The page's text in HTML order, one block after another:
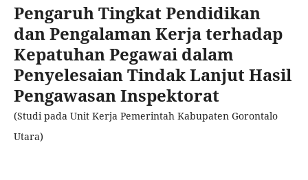
Pengaruh Tingkat Pendidikan
dan Pengalaman Kerja terhadap
Kepatuhan Pegawai dalam
Penyelesaian Tindak Lanjut Hasil
Pengawasan Inspektorat
(Studi pada Unit Kerja Pemerintah Kabupaten Gorontalo
Utara)